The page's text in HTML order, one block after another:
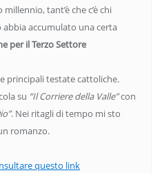
tant’è che c’è chi
accumulato una certa
per il Terzo Settore
principali testate cattoliche.
su “Il Corriere della Valle”con
. Nei ritagli di tempo mi sto
romanzo.
questo link